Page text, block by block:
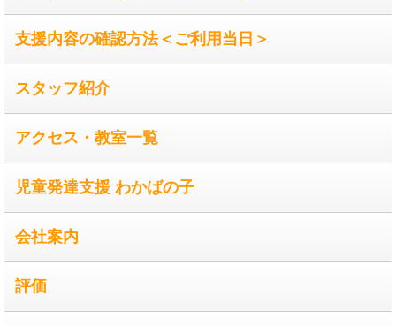
支援内容の確認方法＜ご利用当日＞
スタッフ紹介
アクセス・教室一覧
児童発達支援 わかばの子
会社案内
評価